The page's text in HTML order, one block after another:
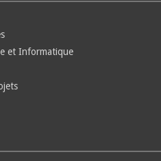
et Informatique